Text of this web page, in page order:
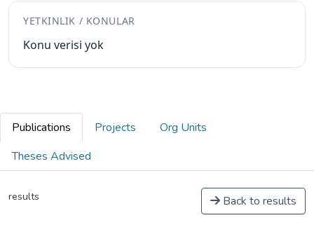
YETKINLIK / KONULAR
Konu verisi yok
Publications Projects
Org Units
Theses Advised
results Back to results